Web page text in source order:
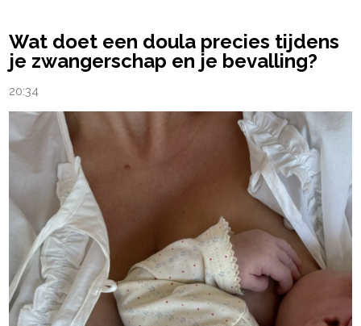
Wat doet een doula precies tijdens
je zwangerschap en je bevalling?
20:34